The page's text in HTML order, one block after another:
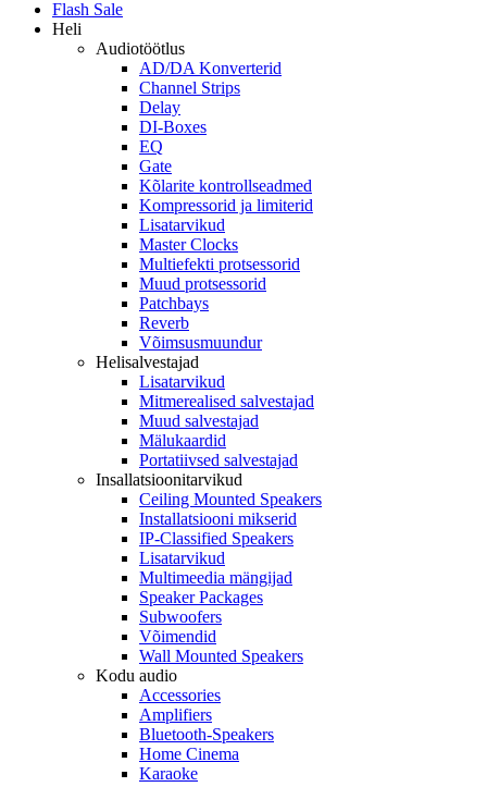
Flash Sale
Heli
Audiotöötlus
AD/DA Konverterid
Channel Strips
Delay
DI-Boxes
EQ
Gate
Kõlarite kontrollseadmed
Kompressorid ja limiterid
Lisatarvikud
Master Clocks
Multiefekti protsessorid
Muud protsessorid
Patchbays
Reverb
Võimsusmuundur
Helisalvestajad
Lisatarvikud
Mitmerealised salvestajad
Muud salvestajad
Mälukaardid
Portatiivsed salvestajad
Insallatsioonitarvikud
Ceiling Mounted Speakers
Installatsiooni mikserid
IP-Classified Speakers
Lisatarvikud
Multimeedia mängijad
Speaker Packages
Subwoofers
Võimendid
Wall Mounted Speakers
Kodu audio
Accessories
Amplifiers
Bluetooth-Speakers
Home Cinema
Karaoke